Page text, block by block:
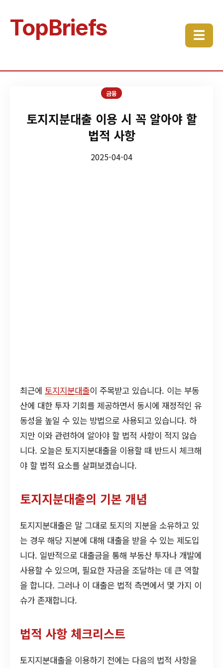
TopBriefs ☰
금융
토지지분대출 이용 시 꼭 알아야 할
법적 사항
2025-04-04
최근에 토지지분대출이 주목받고 있습니다. 이는 부동
산에 대한 투자 기회를 제공하면서 동시에 재정적인 유
동성을 높일 수 있는 방법으로 사용되고 있습니다. 하
지만 이와 관련하여 알아야 할 법적 사항이 적지 않습
니다. 오늘은 토지지분대출을 이용할 때 반드시 체크해
야 할 법적 요소를 살펴보겠습니다.
토지지분대출의 기본 개념
토지지분대출은 말 그대로 토지의 지분을 소유하고 있
는 경우 해당 지분에 대해 대출을 받을 수 있는 제도입
니다. 일반적으로 대출금을 통해 부동산 투자나 개발에
사용할 수 있으며, 필요한 자금을 조달하는 데 큰 역할
을 합니다. 그러나 이 대출은 법적 측면에서 몇 가지 이
슈가 존재합니다.
법적 사항 체크리스트
토지지분대출을 이용하기 전에는 다음의 법적 사항을